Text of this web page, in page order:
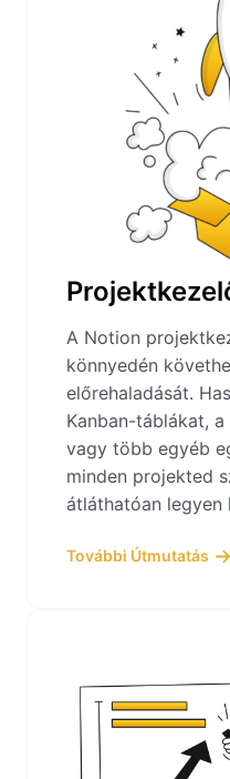
A Notion
könnyedén
előrehaladását.
Kanban-táblákat,
vagy több egyéb
minden projekted
átláthatóan legyen
További Útmutatás